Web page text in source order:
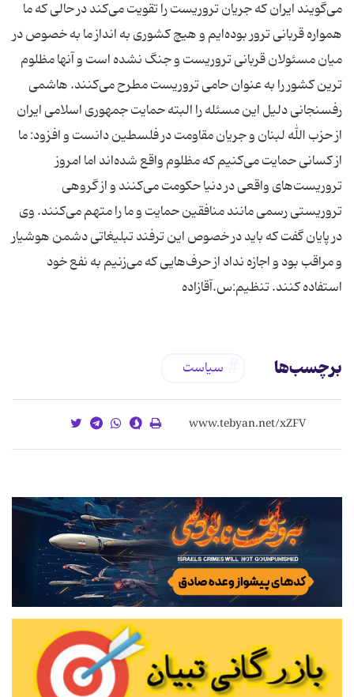
می‌گویند ایران كه جریان تروریست را تقویت می‌كند در حالی كه ما
همواره قربانی ترور بوده‌ایم و هیچ كشوری به انداز ما به خصوص در
میان مسئولان قربانی تروریست و جنگ نشده است و آنها مظلوم
ترین كشور را به عنوان حامی تروریست مطرح می‌كنند. هاشمی
رفسنجانی دلیل این مسئله را البته حمایت جمهوری اسلامی ایران
از حزب الله لبنان و جریان مقاومت در فلسطین دانست و افزود: ما
از كسانی حمایت می‌كنیم كه مظلوم واقع شده‌اند اما امروز
تروریست‌های واقعی در دنیا حكومت می‌كنند و از گروهی
تروریستی رسمی مانند منافقین حمایت و ما را متهم می‌كنند. وی
در پایان گفت كه باید در خصوص این ترفند تبلیغاتی دشمن هوشیار
و مراقب بود و اجازه نداد از حرف‌هایی كه می‌زنیم به نفع خود
استفاده كنند. تنظیم:س.آقازاده
برچسب‌ها سیاست